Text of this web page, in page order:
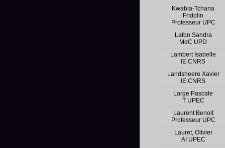
Kwabia-Tchana
Fridolin
Professeur UPC
Lafon Sandra
MdC UPD
Lambert Isabelle
IE CNRS
Landsheere Xavier
IE CNRS
Large Pascale
T UPEC
Laurent Benoit
Professeur UPC
Lauret, Olivier
AI UPEC